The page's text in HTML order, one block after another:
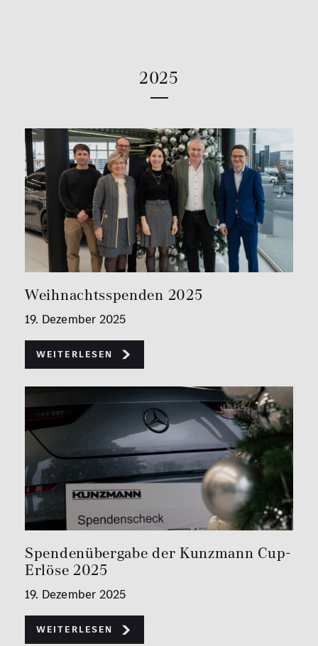
2025
Weihnachtsspenden 2025
19. Dezember 2025
Weiterlesen
Spendenübergabe der Kunzmann Cup-
Erlöse 2025
19. Dezember 2025
Weiterlesen